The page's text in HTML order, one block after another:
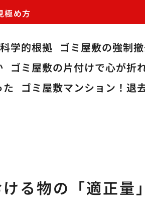
極め方
学的根拠 ゴミ屋敷の強制
ゴミ屋敷の片付けで心が折
ゴミ屋敷マンション！退
る物の「適正量